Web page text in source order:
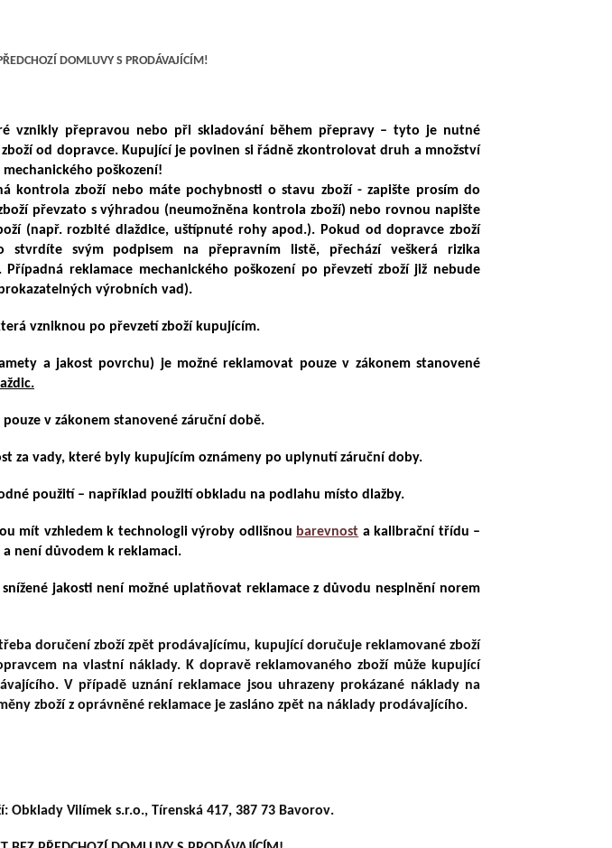
DOMLUVY S PRODÁVAJÍCÍM!
vznikly přepravou nebo při skladování během přepravy – tyto je nutné
od dopravce. Kupující je povinen si řádně zkontrolovat druh a množství
poškození!
kontrola zboží nebo máte pochybnosti o stavu zboží - zapište prosím do
převzato s výhradou (neumožněna kontrola zboží) nebo rovnou napište
(např. rozbité dlaždice, uštípnuté rohy apod.). Pokud od dopravce zboží
stvrdíte svým podpisem na přepravním listě, přechází veškerá rizika
Případná reklamace mechanického poškození po převzetí zboží již nebude
výrobních vad).
vzniknou po převzetí zboží kupujícím.
a jakost povrchu) je možné reklamovat pouzev zákonem stanovené
v zákonem stanovené záruční době.
za vady, které byly kupujícím oznámeny po uplynutí záruční doby.
použití – například použití obkladu na podlahu místo dlažby.
mít vzhledem k technologii výroby odlišnou barevnost a kalibrační třídu –
není důvodem k reklamaci.
jakosti není možné uplatňovat reklamace z důvodu nesplnění norem
doručení zboží zpět prodávajícímu, kupující doručuje reklamované zboží
na vlastní náklady. K dopravě reklamovaného zboží může kupující
V případě uznání reklamace jsou uhrazeny prokázané náklady na
zboží z oprávněné reklamace je zasláno zpět na náklady prodávajícího.
Obklady Vilímek s.r.o., Tírenská 417, 387 73 Bavorov.